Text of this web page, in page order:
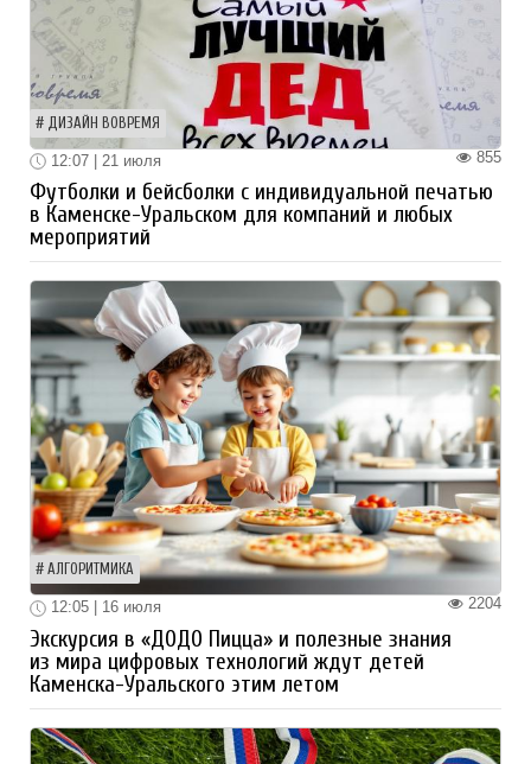
ДИЗАЙН ВОВРЕМЯ
855
12:07 | 21 июля
Футболки и бейсболки с индивидуальной печатью
в Каменске-Уральском для компаний и любых
мероприятий
АЛГОРИТМИКА
2204
12:05 | 16 июля
Экскурсия в «ДОДО Пицца» и полезные знания
из мира цифровых технологий ждут детей
Каменска-Уральского этим летом